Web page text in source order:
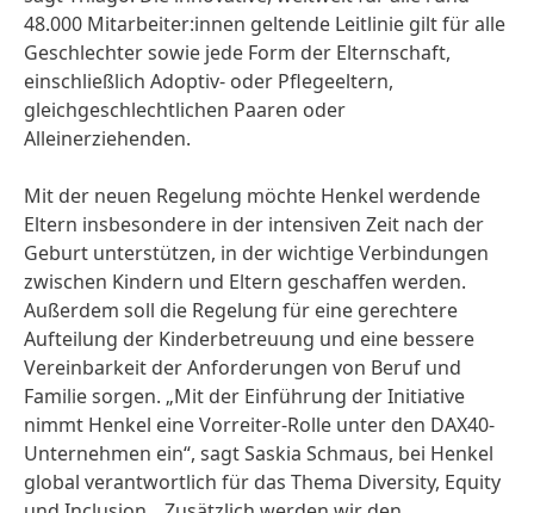
48.000 Mitarbeiter:innen geltende Leitlinie gilt für alle
Geschlechter sowie jede Form der Elternschaft,
einschließlich Adoptiv- oder Pflegeeltern,
gleichgeschlechtlichen Paaren oder
Alleinerziehenden.
Mit der neuen Regelung möchte Henkel werdende
Eltern insbesondere in der intensiven Zeit nach der
Geburt unterstützen, in der wichtige Verbindungen
zwischen Kindern und Eltern geschaffen werden.
Außerdem soll die Regelung für eine gerechtere
Aufteilung der Kinderbetreuung und eine bessere
Vereinbarkeit der Anforderungen von Beruf und
Familie sorgen. „Mit der Einführung der Initiative
nimmt Henkel eine Vorreiter-Rolle unter den DAX40-
Unternehmen ein“, sagt Saskia Schmaus, bei Henkel
global verantwortlich für das Thema Diversity, Equity